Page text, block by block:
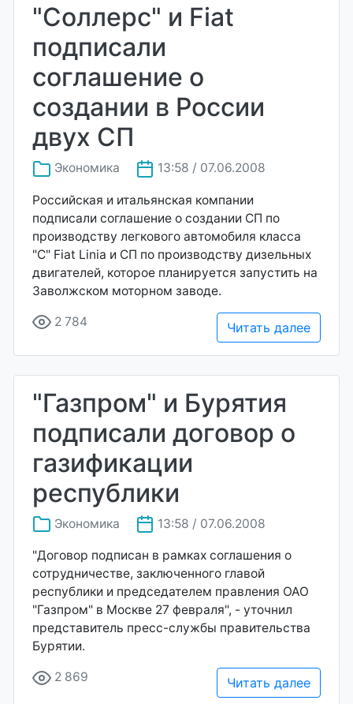
"Соллерс" и Fiat
подписали
соглашение о
создании в России
двух СП
Экономика 13:58 / 07.06.2008
Российская и итальянская компании
подписали соглашение о создании СП по
производству легкового автомобиля класса
"C" Fiat Linia и СП по производству дизельных
двигателей, которое планируется запустить на
Заволжском моторном заводе.
2 784 Читать далее
"Газпром" и Бурятия
подписали договор о
газификации
республики
Экономика 13:58 / 07.06.2008
"Договор подписан в рамках соглашения о
сотрудничестве, заключенного главой
республики и председателем правления ОАО
"Газпром" в Москве 27 февраля", - уточнил
представитель пресс-службы правительства
Бурятии.
2 869 Читать далее